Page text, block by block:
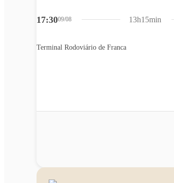
17:3009/08
Terminal Rodoviário de Franca
13h15min